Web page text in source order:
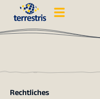
Rechtliches